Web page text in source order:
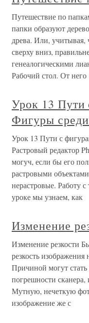
Путешествие по
папки образуют
древа. Или, учитывая,
сверху вниз,
генеалогическими
Рабочий стол. От него
Урок 13 Пути
Фигуры
Урок 13 Пути с
Растровый редактор
могуч, если бы его
растровыми
нерастровые. Работу
уроке мы узнаем, как
Изменение
Изменение резкости
резкость изображения
Причиной могут
погрешности сканера,
Мутную, нечеткую
изображение же с